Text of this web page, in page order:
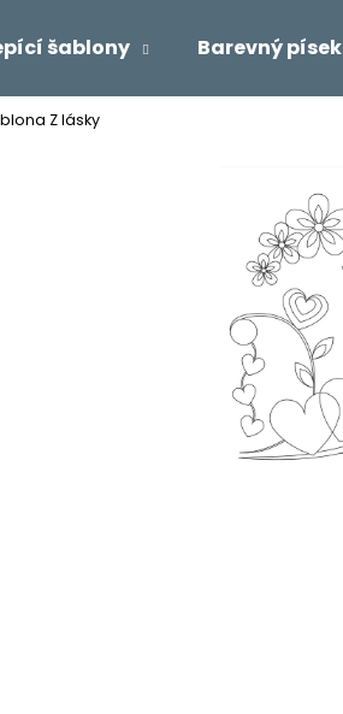
šablony Barevný písek
Z lásky